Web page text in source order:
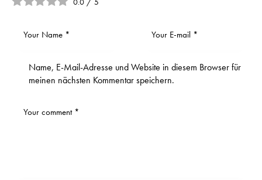
Name, E-Mail-Adresse und Website in diesem Browser für
meinen nächsten Kommentar speichern.